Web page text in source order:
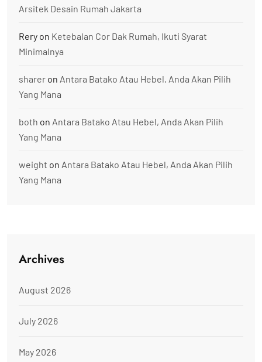
Arsitek Desain Rumah Jakarta
Rery on Ketebalan Cor Dak Rumah, Ikuti Syarat
Minimalnya
sharer on Antara Batako Atau Hebel, Anda Akan Pilih
Yang Mana
both on Antara Batako Atau Hebel, Anda Akan Pilih
Yang Mana
weight on Antara Batako Atau Hebel, Anda Akan Pilih
Yang Mana
Archives
August 2026
July 2026
May 2026